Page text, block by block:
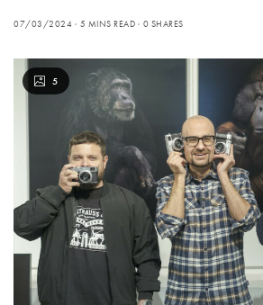
07/03/2024 5 MINS READ 0 SHARES
5